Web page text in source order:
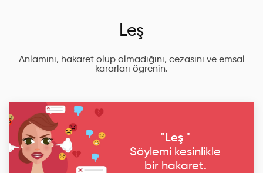
Leş
Anlamını, hakaret olup olmadığını, cezasını ve emsal
kararları ögrenin.
"Leş "
Söylemi kesinlikle
bir hakaret.